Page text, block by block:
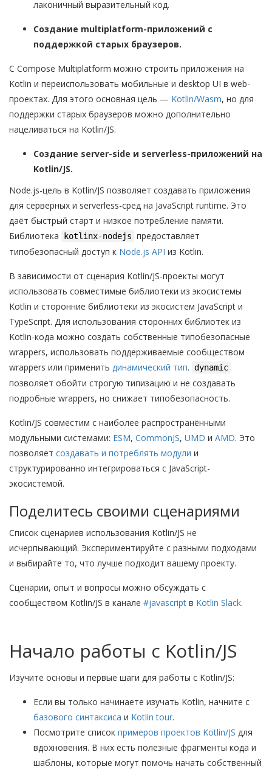
лаконичный выразительный код.
Создание multiplatform-приложений с
поддержкой старых браузеров.
С Compose Multiplatform можно строить приложения на
Kotlin и переиспользовать мобильные и desktop UI в web-
проектах. Для этого основная цель — Kotlin/Wasm, но для
поддержки старых браузеров можно дополнительно
нацеливаться на Kotlin/JS.
Создание server-side и serverless-приложений на
Kotlin/JS.
Node.js-цель в Kotlin/JS позволяет создавать приложения
для серверных и serverless-сред на JavaScript runtime. Это
даёт быстрый старт и низкое потребление памяти.
Библиотека
kotlinx-nodejs предоставляет
типобезопасный доступ к Node.js API из Kotlin.
В зависимости от сценария Kotlin/JS-проекты могут
использовать совместимые библиотеки из экосистемы
Kotlin и сторонние библиотеки из экосистем JavaScript и
TypeScript. Для использования сторонних библиотек из
Kotlin-кода можно создать собственные типобезопасные
wrappers, использовать поддерживаемые сообществом
wrappers или применить динамический тип. dynamic
позволяет обойти строгую типизацию и не создавать
подробные wrappers, но снижает типобезопасность.
Kotlin/JS совместим с наиболее распространёнными
модульными системами: ESM, CommonJS, UMD и AMD. Это
позволяет создавать и потреблять модули и
структурированно интегрироваться с JavaScript-
экосистемой.
Поделитесь своими сценариями
Список сценариев использования Kotlin/JS не
исчерпывающий. Экспериментируйте с разными подходами
и выбирайте то, что лучше подходит вашему проекту.
Сценарии, опыт и вопросы можно обсуждать с
сообществом Kotlin/JS в канале #javascript в Kotlin Slack.
Начало работы с Kotlin/JS
Изучите основы и первые шаги для работы с Kotlin/JS:
Если вы только начинаете изучать Kotlin, начните с
базового синтаксиса и Kotlin tour.
Посмотрите список примеров проектов Kotlin/JS для
вдохновения. В них есть полезные фрагменты кода и
шаблоны, которые могут помочь начать собственный